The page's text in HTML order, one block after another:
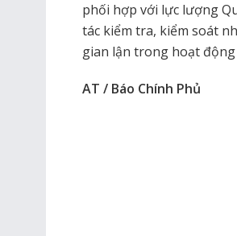
phối hợp với lực lượng
tác kiểm tra, kiểm soát
gian lận trong hoạt động
AT / Báo Chính Phủ